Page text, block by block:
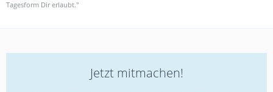
Tagesform Dir erlaubt."
Jetzt mitmachen!